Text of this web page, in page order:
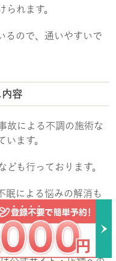
れます。
るので、通いやすいで
容
故による不調の施術な
います。
ども行っております。
眠による悩みの解消も